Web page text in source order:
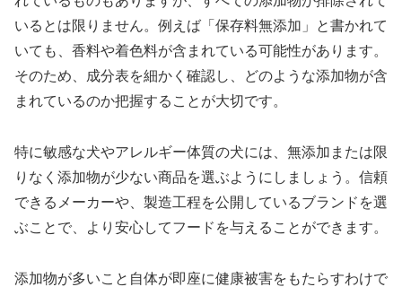
いるとは限りません。例えば「保存料無添加」と書かれて
いても、香料や着色料が含まれている可能性があります。
そのため、成分表を細かく確認し、どのような添加物が含
まれているのか把握することが大切です。
特に敏感な犬やアレルギー体質の犬には、無添加または限
りなく添加物が少ない商品を選ぶようにしましょう。信頼
できるメーカーや、製造工程を公開しているブランドを選
ぶことで、より安心してフードを与えることができます。
添加物が多いこと自体が即座に健康被害をもたらすわけで